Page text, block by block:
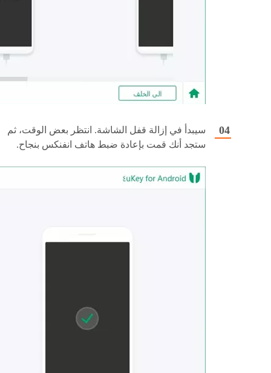
سيبدأ في إزالة قفل الشاشة. انتظر بعض الوقت، ثم
ستجد أنك قمت بإعادة ضبط هاتف انفنكس بنجاح.